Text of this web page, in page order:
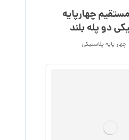
چهارپایه
دو پله بلند
چهار پایه پلاستیکی